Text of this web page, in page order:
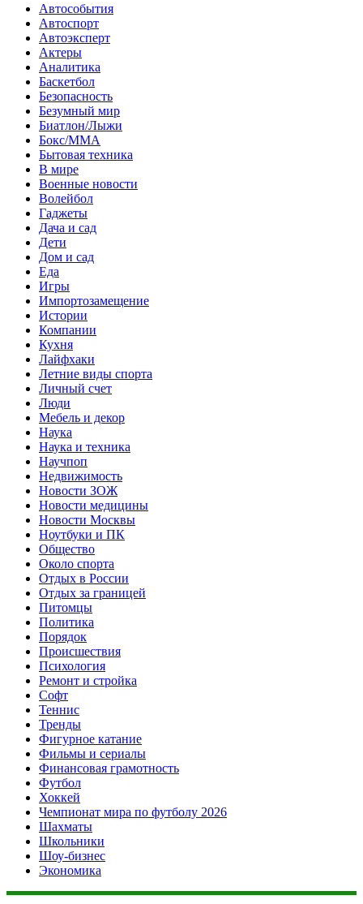
Автособытия
Автоспорт
Автоэксперт
Актеры
Аналитика
Баскетбол
Безопасность
Безумный мир
Биатлон/Лыжи
Бокс/MMA
Бытовая техника
В мире
Военные новости
Волейбол
Гаджеты
Дача и сад
Дети
Дом и сад
Еда
Игры
Импортозамещение
Истории
Компании
Кухня
Лайфхаки
Летние виды спорта
Личный счет
Люди
Мебель и декор
Наука
Наука и техника
Научпоп
Недвижимость
Новости ЗОЖ
Новости медицины
Новости Москвы
Ноутбуки и ПК
Общество
Около спорта
Отдых в России
Отдых за границей
Питомцы
Политика
Порядок
Происшествия
Психология
Ремонт и стройка
Софт
Теннис
Тренды
Фигурное катание
Фильмы и сериалы
Финансовая грамотность
Футбол
Хоккей
Чемпионат мира по футболу 2026
Шахматы
Школьники
Шоу-бизнес
Экономика